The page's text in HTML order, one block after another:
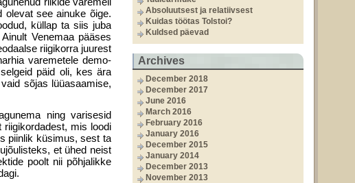
Absoluutsest ja relatiivsest
Kuidas töötas Tolstoi?
Kuldsed päevad
Archives
December 2018
December 2017
June 2016
March 2016
February 2016
January 2016
December 2015
January 2014
December 2013
November 2013
see ainuke õige.
küllap ta siis juba
Venemaa pääses
riigikorra juurest
varemetele demo­
päid oli, kes ära
sõjas lüüasaamise,
ning varisesid
mis loodi
piinlik küsimus, sest ta
et ühed neist
poolt nii põhjalikke